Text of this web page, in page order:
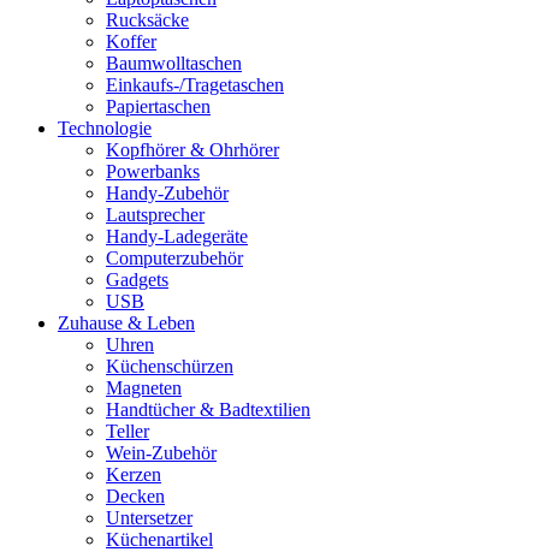
Rucksäcke
Koffer
Baumwolltaschen
Einkaufs-/Tragetaschen
Papiertaschen
Technologie
Kopfhörer & Ohrhörer
Powerbanks
Handy-Zubehör
Lautsprecher
Handy-Ladegeräte
Computerzubehör
Gadgets
USB
Zuhause & Leben
Uhren
Küchenschürzen
Magneten
Handtücher & Badtextilien
Teller
Wein-Zubehör
Kerzen
Decken
Untersetzer
Küchenartikel